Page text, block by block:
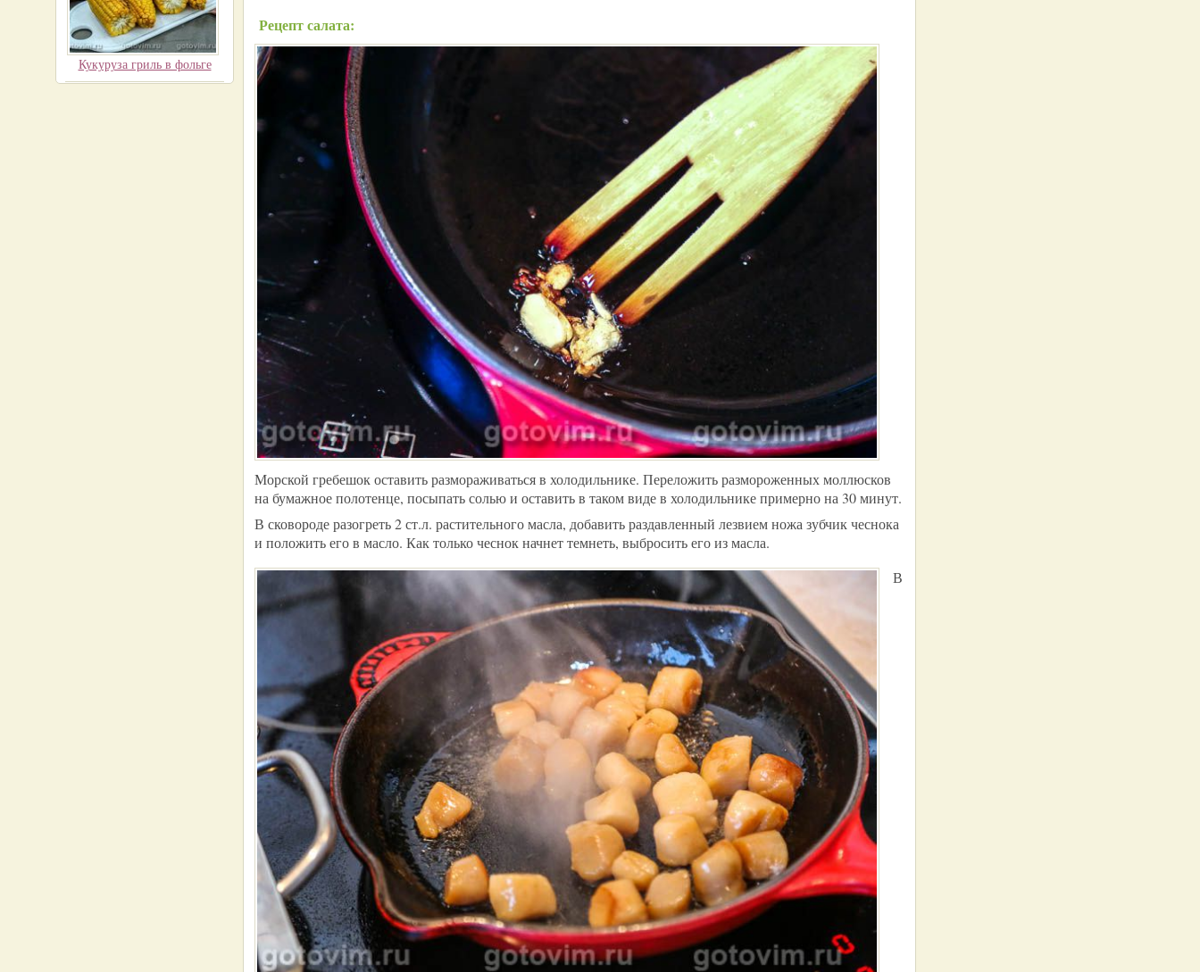
Кукуруза гриль в фольге
Рецепт салата:
Морской гребешок оставить размораживаться в холодильнике. Переложить размороженных моллюсков
на бумажное полотенце, посыпать солью и оставить в таком виде в холодильнике примерно на 30 минут.
В сковороде разогреть 2 ст.л. растительного масла, добавить раздавленный лезвием ножа зубчик чеснока
и положить его в масло. Как только чеснок начнет темнеть, выбросить его из масла.
В